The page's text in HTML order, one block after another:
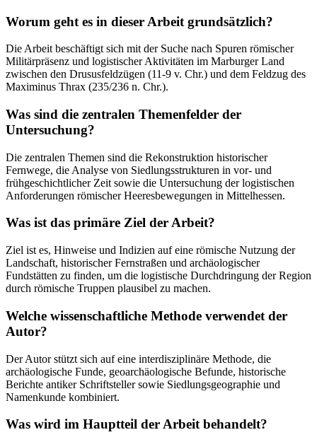
Worum geht es in dieser Arbeit grundsätzlich?
Die Arbeit beschäftigt sich mit der Suche nach Spuren römischer
Militärpräsenz und logistischer Aktivitäten im Marburger Land
zwischen den Drususfeldzügen (11-9 v. Chr.) und dem Feldzug des
Maximinus Thrax (235/236 n. Chr.).
Was sind die zentralen Themenfelder der
Untersuchung?
Die zentralen Themen sind die Rekonstruktion historischer
Fernwege, die Analyse von Siedlungsstrukturen in vor- und
frühgeschichtlicher Zeit sowie die Untersuchung der logistischen
Anforderungen römischer Heeresbewegungen in Mittelhessen.
Was ist das primäre Ziel der Arbeit?
Ziel ist es, Hinweise und Indizien auf eine römische Nutzung der
Landschaft, historischer Fernstraßen und archäologischer
Fundstätten zu finden, um die logistische Durchdringung der Region
durch römische Truppen plausibel zu machen.
Welche wissenschaftliche Methode verwendet der
Autor?
Der Autor stützt sich auf eine interdisziplinäre Methode, die
archäologische Funde, geoarchäologische Befunde, historische
Berichte antiker Schriftsteller sowie Siedlungsgeographie und
Namenkunde kombiniert.
Was wird im Hauptteil der Arbeit behandelt?